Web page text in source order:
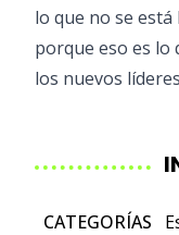
lo que no se
porque eso es lo
los nuevos
CATEGORÍAS